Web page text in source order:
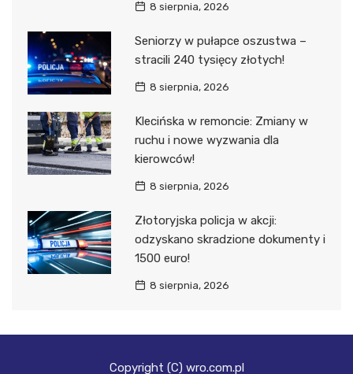
8 sierpnia, 2026
Seniorzy w pułapce oszustwa –
stracili 240 tysięcy złotych!
8 sierpnia, 2026
Klecińska w remoncie: Zmiany w
ruchu i nowe wyzwania dla
kierowców!
8 sierpnia, 2026
Złotoryjska policja w akcji:
odzyskano skradzione dokumenty i
1500 euro!
8 sierpnia, 2026
Copyright (C) wro.com.pl